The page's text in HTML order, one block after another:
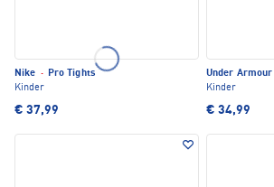
Nike · Pro Tights
Kinder
€ 37,99
Under Armour
Kinder
€ 34,99